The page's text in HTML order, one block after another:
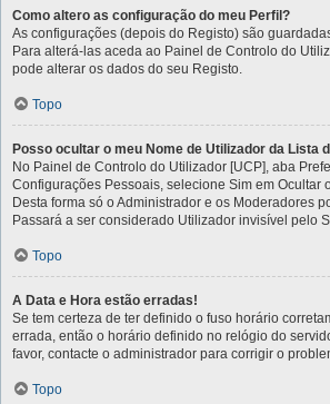
Como altero as configuração do meu Perfil?
As configurações (depois do Registo) são
Para alterá-las aceda ao Painel de Controlo do
pode alterar os dados do seu Registo.
Topo
Posso ocultar o meu Nome de Utilizador da Lista
No Painel de Controlo do Utilizador [UCP], aba
Configurações Pessoais, selecione Sim em Ocultar
Desta forma só o Administrador e os Moderadores
Passará a ser considerado Utilizador invisível pelo
Topo
A Data e Hora estão erradas!
Se tem certeza de ter definido o fuso horário
errada, então o horário definido no relógio do
favor, contacte o administrador para corrigir o
Topo